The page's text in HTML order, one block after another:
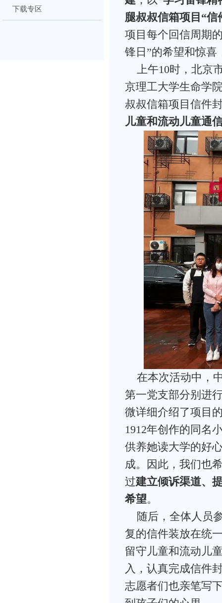
下载专区
腿叔叔信箱项目“信
项目每个回信周期
锋日”的希望和惊
上午10时，北京
京理工大学生命学
叔叔信箱项目信件
儿童和流动儿童通
在本次活动中，
第一党支部分别进
微详细介绍了项目
1912年创作的同名
供养她读大学的好
成。因此，我们也
过建立倾诉渠道、
希望。
随后，全体人员
复的信件装放在统
留守儿童和流动儿
入，认真完成信件
志愿者们也亲笔写